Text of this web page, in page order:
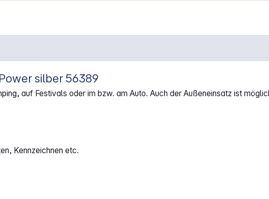
Power silber 56389"
silber 56389
auf Festivals oder im bzw. am Auto. Auch der Außeneinsatz ist
Kennzeichnen etc.